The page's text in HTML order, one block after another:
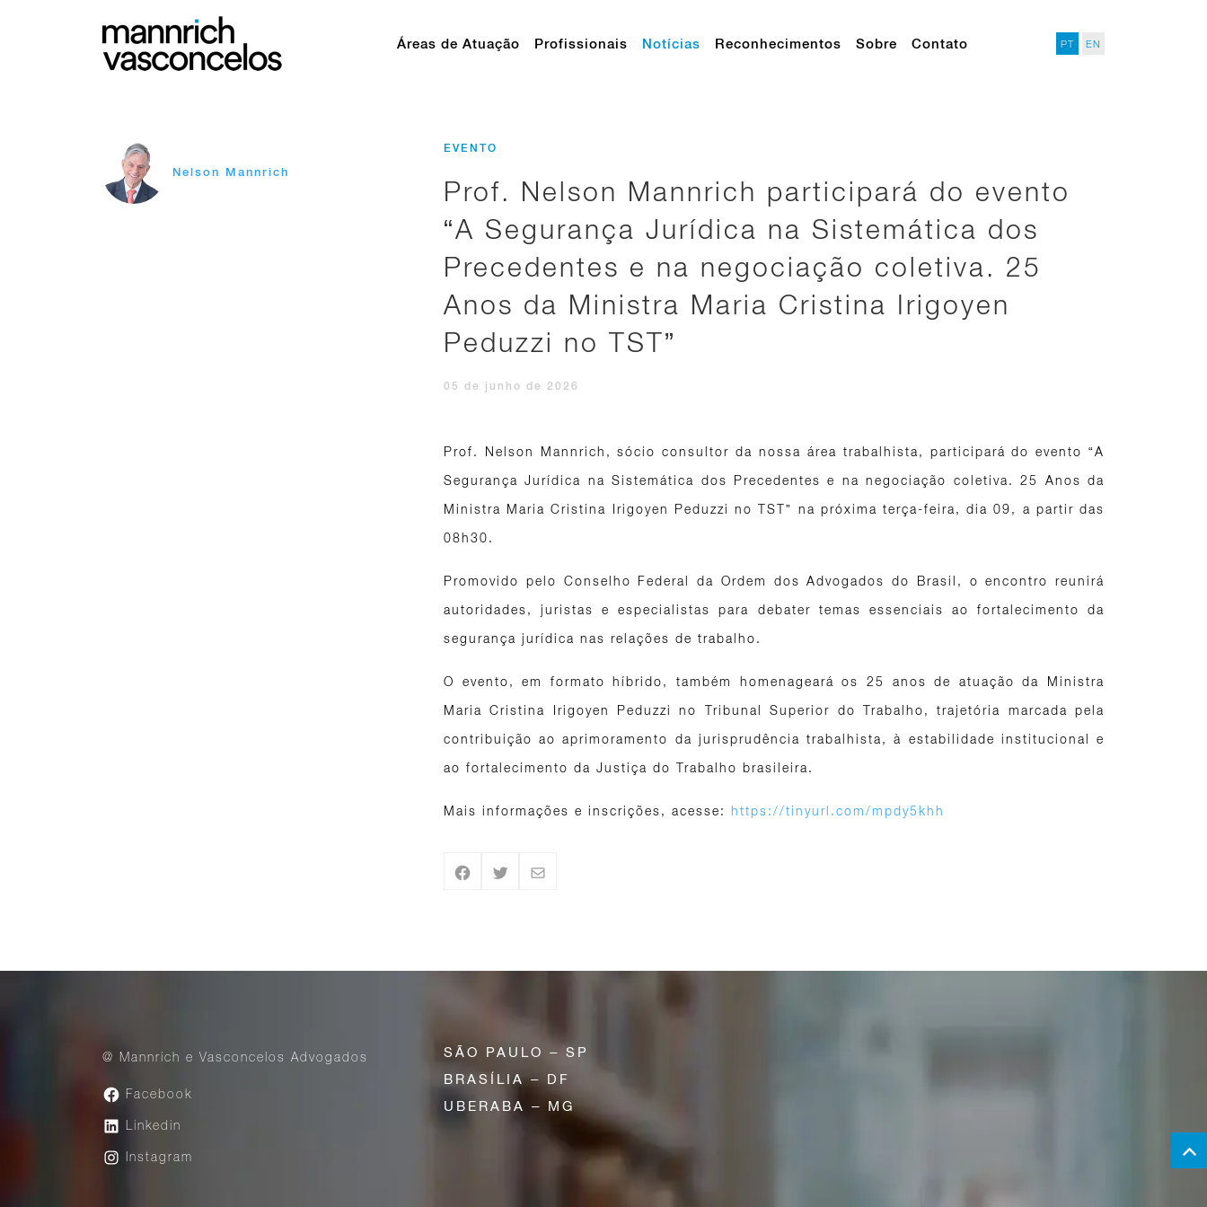
Áreas de Atuação Profissionais Notícias Reconhecimentos Sobre Contato PT EN
Nelson Mannrich
EVENTO
Prof. Nelson Mannrich participará do evento
“A Segurança Jurídica na Sistemática dos
Precedentes e na negociação coletiva. 25
Anos da Ministra Maria Cristina Irigoyen
Peduzzi no TST”
05 de junho de 2026
Prof. Nelson Mannrich, sócio consultor da nossa área trabalhista, participará do evento “A
Segurança Jurídica na Sistemática dos Precedentes e na negociação coletiva. 25 Anos da
Ministra Maria Cristina Irigoyen Peduzzi no TST” na próxima terça-feira, dia 09, a partir das
08h30.
Promovido pelo Conselho Federal da Ordem dos Advogados do Brasil, o encontro reunirá
autoridades, juristas e especialistas para debater temas essenciais ao fortalecimento da
segurança jurídica nas relações de trabalho.
O evento, em formato híbrido, também homenageará os 25 anos de atuação da Ministra
Maria Cristina Irigoyen Peduzzi no Tribunal Superior do Trabalho, trajetória marcada pela
contribuição ao aprimoramento da jurisprudência trabalhista, à estabilidade institucional e
ao fortalecimento da Justiça do Trabalho brasileira.
Mais informações e inscrições, acesse: https://tinyurl.com/mpdy5khh
@ Mannrich e Vasconcelos Advogados
Facebook
Linkedin
Instagram
SÃO PAULO – SP
BRASÍLIA – DF
UBERABA – MG